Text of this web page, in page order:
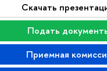
Скачать
Подать
Приемная